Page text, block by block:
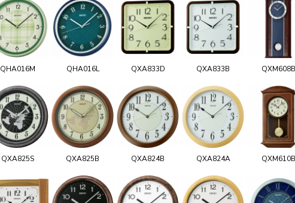
QHA016M QHA016L QXA833D QXA833B QXM608B
QXA825S QXA825B QXA824B QXA824A QXM610B